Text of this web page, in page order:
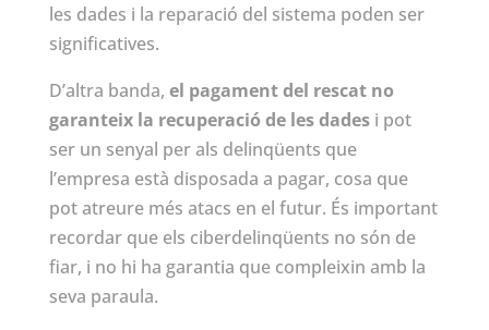
les dades i la reparació del sistema poden ser
significatives.
D’altra banda, el pagament del rescat no
garanteix la recuperació de les dadesi pot
ser un senyal per als delinqüents que
l’empresa està disposada a pagar, cosa que
pot atreure més atacs en el futur. És important
recordar que els ciberdelinqüents no són de
fiar, i no hi ha garantia que compleixin amb la
seva paraula.